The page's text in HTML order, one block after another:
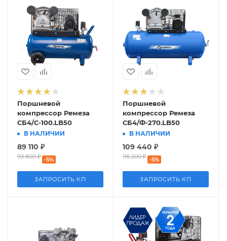
Поршневой
компрессор Ремеза
СБ4/С-100.LB50
В НАЛИЧИИ
89 110 ₽
93 800₽ -5%
ЗАПРОСИТЬ КП
Поршневой
компрессор Ремеза
СБ4/Ф-270.LB50
В НАЛИЧИИ
109 440 ₽
115 200₽ -5%
ЗАПРОСИТЬ КП